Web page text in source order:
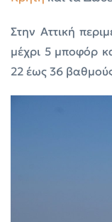
Στην Αττική
μέχρι 5 μποφόρ
22 έως 36